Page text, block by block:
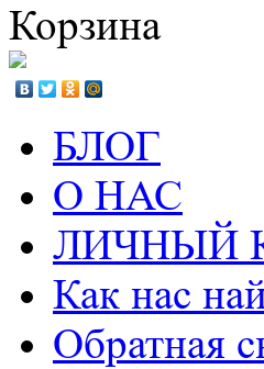
Корзина
БЛОГ
О НАС
ЛИЧНЫЙ
Как нас
Обратная